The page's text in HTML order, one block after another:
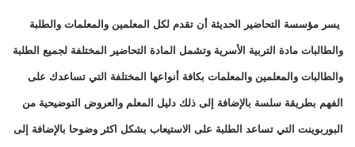
يسر مؤسسة التحاضير الحديثة أن تقدم لكل المعلمين والمعلمات والطلبة
والطالبات مادة التربية الأسرية وتشمل المادة التحاضير المختلفة لجميع الطلبة
والطالبات والمعلمين والمعلمات بكافة أنواعها المختلفة التي تساعدك على
الفهم بطريقة سلسة بالإضافة إلى ذلك دليل المعلم والعروض التوضيحية من
البوربوينت التي تساعد الطلبة على الاستيعاب بشكل اكثر وضوحا بالإضافة إلى